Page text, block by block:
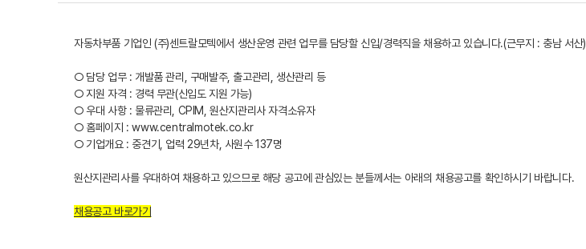
자동차부품 기업인 (주)센트랄모텍에서 생산운영 관련 업무를 담당할 신입/경력직을 채용하고 있습니다.(근무지 : 충남 서산)
○ 담당 업무 : 개발품 관리, 구매발주, 출고관리, 생산관리 등
○ 지원 자격 : 경력 무관(신입도 지원 가능)
○ 우대 사항 : 물류관리, CPIM, 원산지관리사 자격소유자
○ 홈페이지 : www.centralmotek.co.kr
○ 기업개요 : 중견기, 업력 29년차, 사원수 137명
원산지관리사를 우대하여 채용하고 있으므로 해당 공고에 관심있는 분들께서는 아래의 채용공고를 확인하시기 바랍니다.
채용공고 바로가기